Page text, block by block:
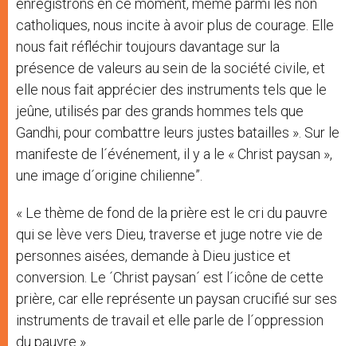
enregistrons en ce moment, même parmi les non
catholiques, nous incite à avoir plus de courage. Elle
nous fait réfléchir toujours davantage sur la
présence de valeurs au sein de la société civile, et
elle nous fait apprécier des instruments tels que le
jeûne, utilisés par des grands hommes tels que
Gandhi, pour combattre leurs justes batailles ». Sur le
manifeste de l´événement, il y a le « Christ paysan »,
une image d´origine chilienne”.
« Le thème de fond de la prière est le cri du pauvre
qui se lève vers Dieu, traverse et juge notre vie de
personnes aisées, demande à Dieu justice et
conversion. Le ´Christ paysan´ est l´icône de cette
prière, car elle représente un paysan crucifié sur ses
instruments de travail et elle parle de l´oppression
du pauvre ».